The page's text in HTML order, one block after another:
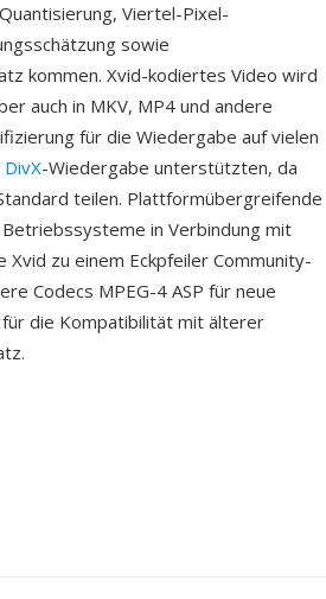
Viertel-Pixel-
sowie
kommen. Xvid-kodiertes Video wird
auch in MKV, MP4 und andere
für die Wiedergabe auf vielen
DivX-Wiedergabe unterstützten, da
teilen. Plattformübergreifende
in Verbindung mit
zu einem Eckpfeiler Community-
Codecs MPEG-4 ASP für neue
die Kompatibilität mit älterer